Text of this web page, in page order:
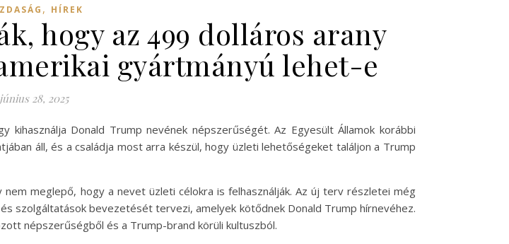
, HÍREK
hogy az 499 dolláros arany
gyártmányú lehet-e
június 28, 2025
Donald Trump nevének népszerűségét. Az Egyesült Államok korábbi
áll, és a családja most arra készül, hogy üzleti lehetőségeket találjon a Trump
meglepő, hogy a nevet üzleti célokra is felhasználják. Az új terv részletei még
szolgáltatások bevezetését tervezi, amelyek kötődnek Donald Trump hírnevéhez.
népszerűségből és a Trump-brand körüli kultuszból.